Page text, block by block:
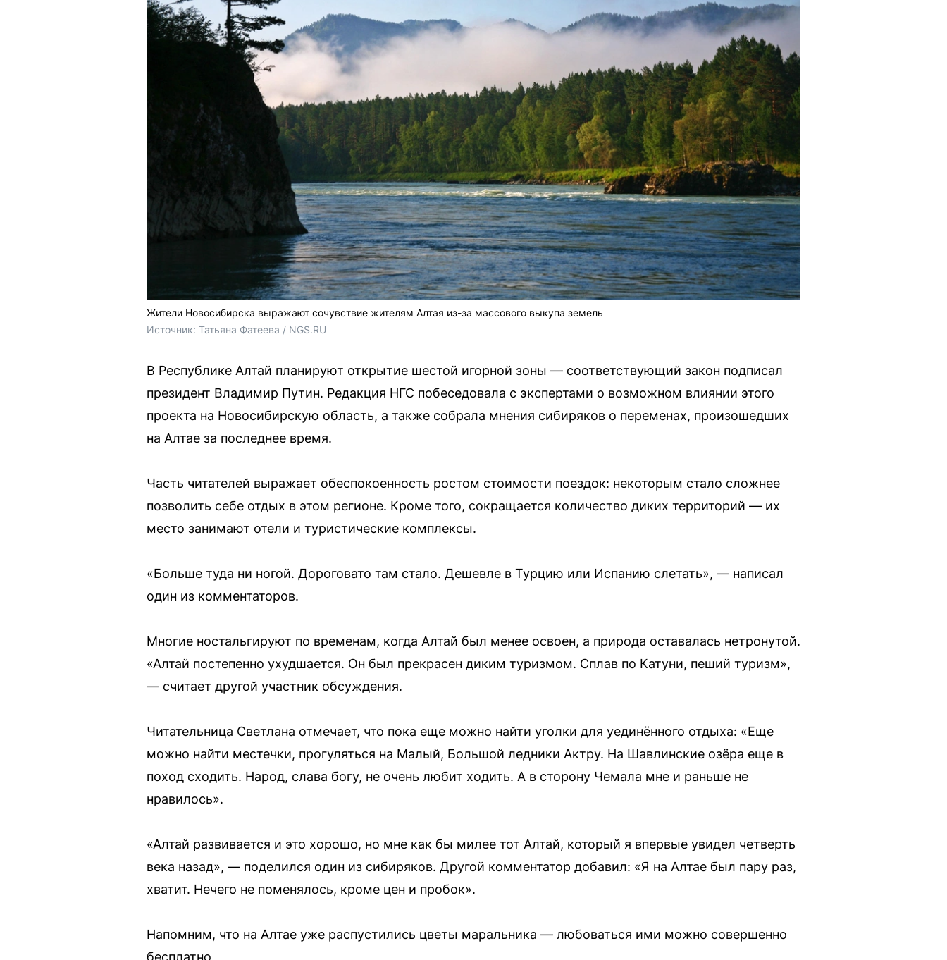
Жители Новосибирска выражают сочувствие жителям Алтая из-за массового выкупа земель
Источник: Татьяна Фатеева / NGS.RU
В Республике Алтай планируют открытие шестой игорной зоны — соответствующий закон подписал
президент Владимир Путин. Редакция НГС побеседовала с экспертами о возможном влиянии этого
проекта на Новосибирскую область, а также собрала мнения сибиряков о переменах, произошедших
на Алтае за последнее время.
Часть читателей выражает обеспокоенность ростом стоимости поездок: некоторым стало сложнее
позволить себе отдых в этом регионе. Кроме того, сокращается количество диких территорий — их
место занимают отели и туристические комплексы.
«Больше туда ни ногой. Дороговато там стало. Дешевле в Турцию или Испанию слетать», — написал
один из комментаторов.
Многие ностальгируют по временам, когда Алтай был менее освоен, а природа оставалась нетронутой.
«Алтай постепенно ухудшается. Он был прекрасен диким туризмом. Сплав по Катуни, пеший туризм»,
— считает другой участник обсуждения.
Читательница Светлана отмечает, что пока еще можно найти уголки для уединённого отдыха: «Еще
можно найти местечки, прогуляться на Малый, Большой ледники Актру. На Шавлинские озёра еще в
поход сходить. Народ, слава богу, не очень любит ходить. А в сторону Чемала мне и раньше не
нравилось».
«Алтай развивается и это хорошо, но мне как бы милее тот Алтай, который я впервые увидел четверть
века назад», — поделился один из сибиряков. Другой комментатор добавил: «Я на Алтае был пару раз,
хватит. Нечего не поменялось, кроме цен и пробок».
Напомним, что на Алтае уже распустились цветы маральника — любоваться ими можно совершенно
бесплатно.